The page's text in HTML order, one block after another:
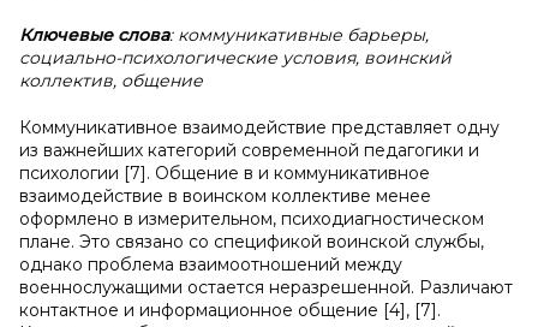
Ключевые слова: коммуникативные барьеры,
социально-психологические условия, воинский
коллектив, общение
Коммуникативное взаимодействие представляет одну
из важнейших категорий современной педагогики и
психологии [7]. Общение в и коммуникативное
взаимодействие в воинском коллективе менее
оформлено в измерительном, психодиагностическом
плане. Это связано со спецификой воинской службы,
однако проблема взаимоотношений между
военнослужащими остается неразрешенной. Различают
контактное и информационное общение [4], [7].